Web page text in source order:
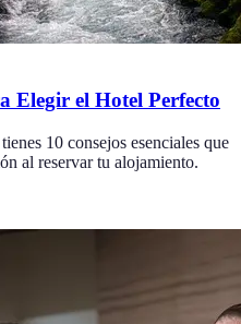
Elegir el Hotel Perfecto
10 consejos esenciales que
al reservar tu alojamiento.